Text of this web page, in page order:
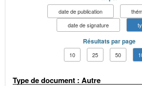
date de publication
date de signature
Résultats par page
10 25 50
Type de document : Autre